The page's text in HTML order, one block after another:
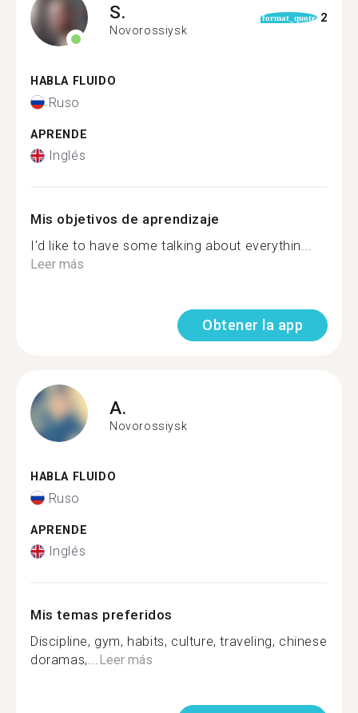
S.
Novorossiysk
format_quote 2
HABLA FLUIDO
Ruso
APRENDE
Inglés
Mis objetivos de aprendizaje
I'd like to have some talking about everythin...
Leer más
Obtener la app
A.
Novorossiysk
HABLA FLUIDO
Ruso
APRENDE
Inglés
Mis temas preferidos
Discipline, gym, habits, culture, traveling, chinese
doramas,...Leer más